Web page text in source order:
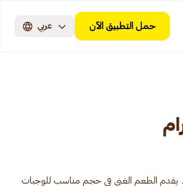
حمل التطبيق الآن عربي
يقدم الطعم الغني في حجم مناسب للوجبات